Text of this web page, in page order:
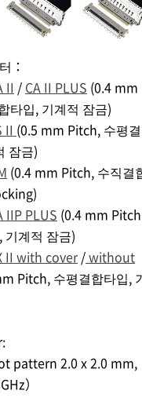
：
II / CA II PLUS (0.4 mm
타입, 기계적 잠금)
II (0.5 mm Pitch, 수평결
잠금)
(0.4 mm Pitch, 수직결
IIP PLUS (0.4 mm
기계적 잠금)
II with cover/without
Pitch, 수평결합타입,
pattern 2.0 x 2.0 mm,
）